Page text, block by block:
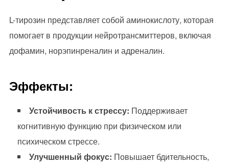
L-тирозин представляет собой аминокислоту, которая
помогает в продукции нейротрансмиттеров, включая
дофамин, норэпинреналин и адреналин.
Эффекты:
Устойчивость к стрессу: Поддерживает
когнитивную функцию при физическом или
психическом стрессе.
Улучшенный фокус: Повышает бдительность,